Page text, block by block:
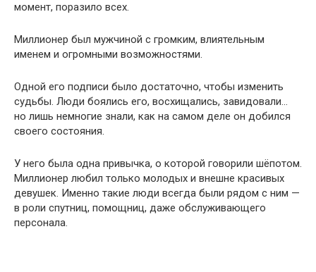
момент, поразило всех.
Миллионер был мужчиной с громким, влиятельным
именем и огромными возможностями.
Одной его подписи было достаточно, чтобы изменить
судьбы. Люди боялись его, восхищались, завидовали…
но лишь немногие знали, как на самом деле он добился
своего состояния.
У него была одна привычка, о которой говорили шёпотом.
Миллионер любил только молодых и внешне красивых
девушек. Именно такие люди всегда были рядом с ним —
в роли спутниц, помощниц, даже обслуживающего
персонала.